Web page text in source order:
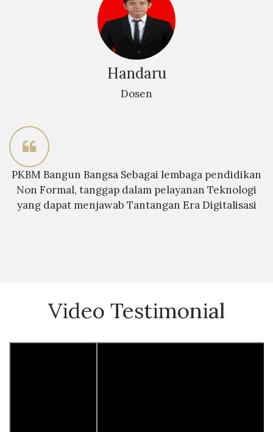
Handaru
Dosen
PKBM Bangun Bangsa Sebagai lembaga pendidikan
Non Formal, tanggap dalam pelayanan Teknologi
yang dapat menjawab Tantangan Era Digitalisasi
Video Testimonial